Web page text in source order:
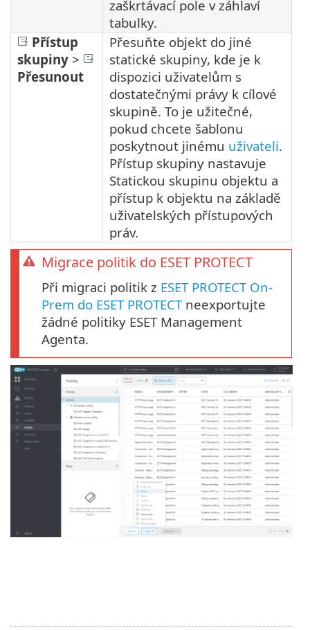
zaškrtávací pole v záhlaví
tabulky.
Přístup
skupiny >
Přesunout
Přesuňte objekt do jiné
statické skupiny, kde je k
dispozici uživatelům s
dostatečnými právy k cílové
skupině. To je užitečné,
pokud chcete šablonu
poskytnout jinému uživateli.
Přístup skupiny nastavuje
Statickou skupinu objektu a
přístup k objektu na základě
uživatelských přístupových
práv.
Migrace politik do ESET PROTECT
Při migraci politik z ESET PROTECT On-
Prem do ESET PROTECTneexportujte
žádné politiky ESET Management
Agenta.